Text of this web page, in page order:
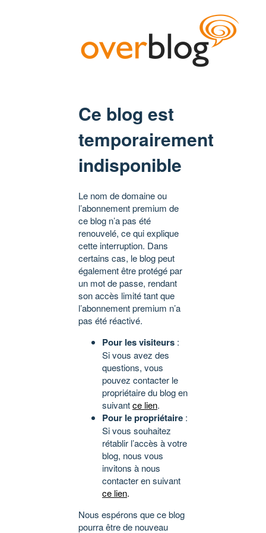
Ce blog est
temporairement
indisponible
Le nom de domaine ou
l’abonnement premium de
ce blog n’a pas été
renouvelé, ce qui explique
cette interruption. Dans
certains cas, le blog peut
également être protégé par
un mot de passe, rendant
son accès limité tant que
l’abonnement premium n’a
pas été réactivé.
Pour les visiteurs :
Si vous avez des
questions, vous
pouvez contacter le
propriétaire du blog en
suivantce lien.
Pour le propriétaire :
Si vous souhaitez
rétablir l’accès à votre
blog, nous vous
invitons à nous
contacter en suivant
ce lien.
Nous espérons que ce blog
pourra être de nouveau